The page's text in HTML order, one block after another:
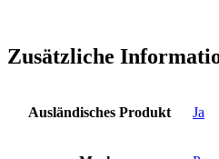
Zusätzliche
Ausländisches Produkt Ja